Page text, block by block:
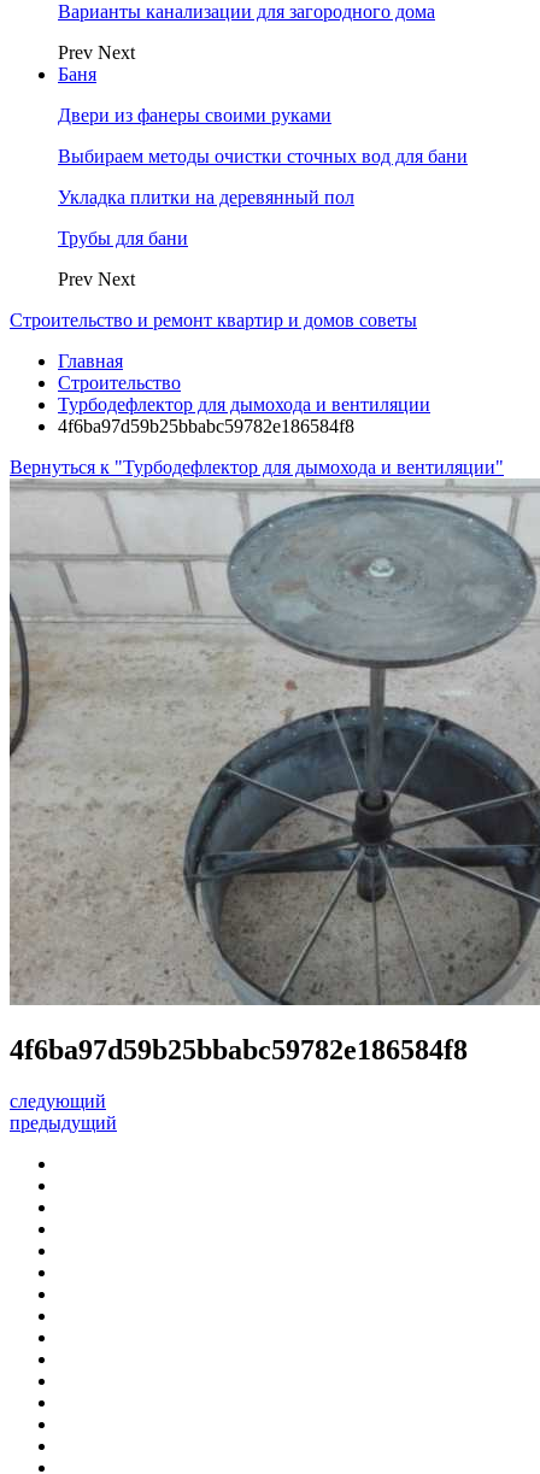
Варианты канализации для загородного дома
Prev Next
Баня
Двери из фанеры своими руками
Выбираем методы очистки сточных вод для бани
Укладка плитки на деревянный пол
Трубы для бани
Prev Next
Строительство и ремонт квартир и домов советы
Главная
Строительство
Турбодефлектор для дымохода и вентиляции
4f6ba97d59b25bbabc59782e186584f8
Вернуться к "Турбодефлектор для дымохода и вентиляции"
4f6ba97d59b25bbabc59782e186584f8
следующий
предыдущий